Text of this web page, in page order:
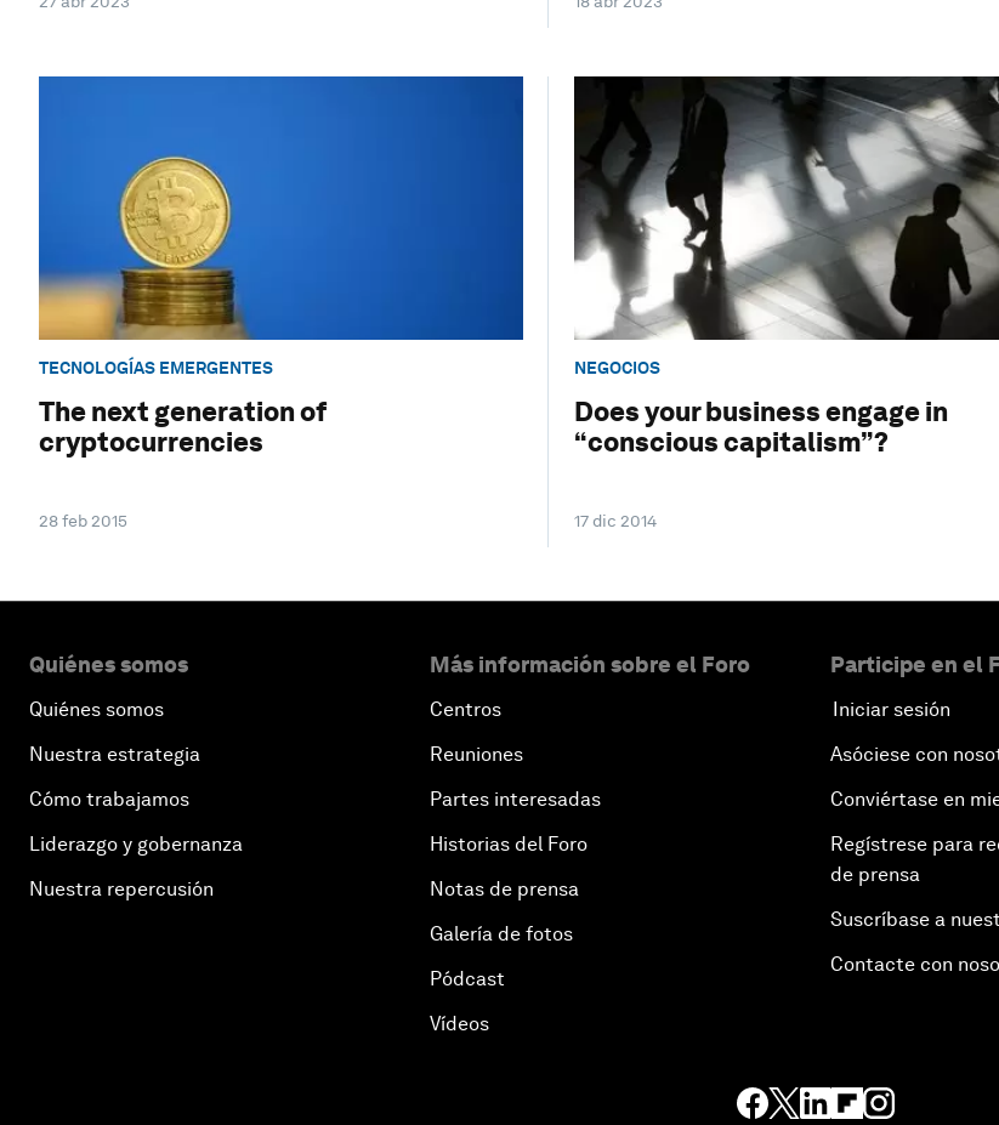
TECNOLOGÍAS EMERGENTES
The next generation of
cryptocurrencies
28 feb 2015
NEGOCIOS
Does your business engage in
“conscious capitalism”?
17 dic 2014
Quiénes somos
Quiénes somos
Nuestra estrategia
Cómo trabajamos
Liderazgo y gobernanza
Nuestra repercusión
Más información sobre el Foro
Centros
Reuniones
Partes interesadas
Historias del Foro
Notas de prensa
Galería de fotos
Pódcast
Vídeos
Participe en el
Iniciar sesión
Asóciese con
Conviértase en
Regístrese para
de prensa
Suscríbase a
Contacte con